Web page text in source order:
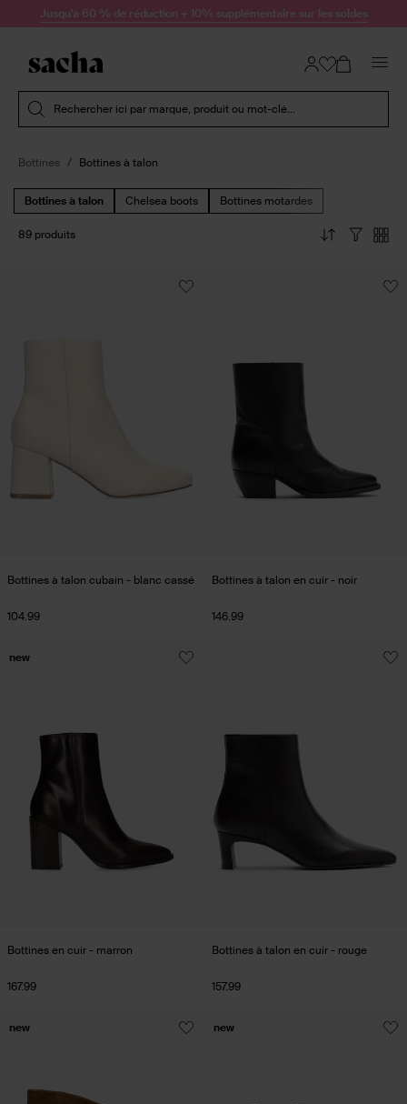
Passer au contenu
Jusqu'à 60 % de réduction + 10% supplémentaire sur les soldes
Rechercher ici par marque, produit ou mot-clé...
Bottines Bottines à talon
Bottines à talon Chelsea boots Bottines motardes
89 produits
Bottines à talon cubain - blanc cassé
104.99
Bottines à talon en cuir - noir
146.99
Bottines en cuir - marron
167.99
new
Bottines à talon en cuir - rouge
157.99
new new